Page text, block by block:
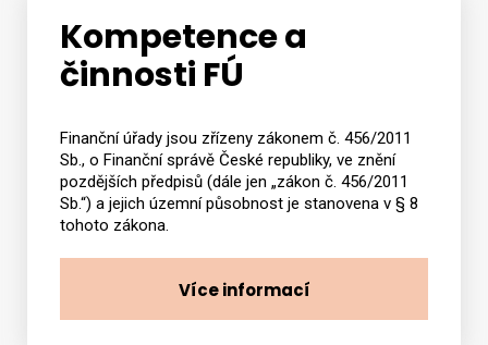
Kompetence a
činnosti FÚ
Finanční úřady jsou zřízeny zákonem č. 456/2011
Sb., o Finanční správě České republiky, ve znění
pozdějších předpisů (dále jen „zákon č. 456/2011
Sb.“) a jejich územní působnost je stanovena v § 8
tohoto zákona.
Více informací